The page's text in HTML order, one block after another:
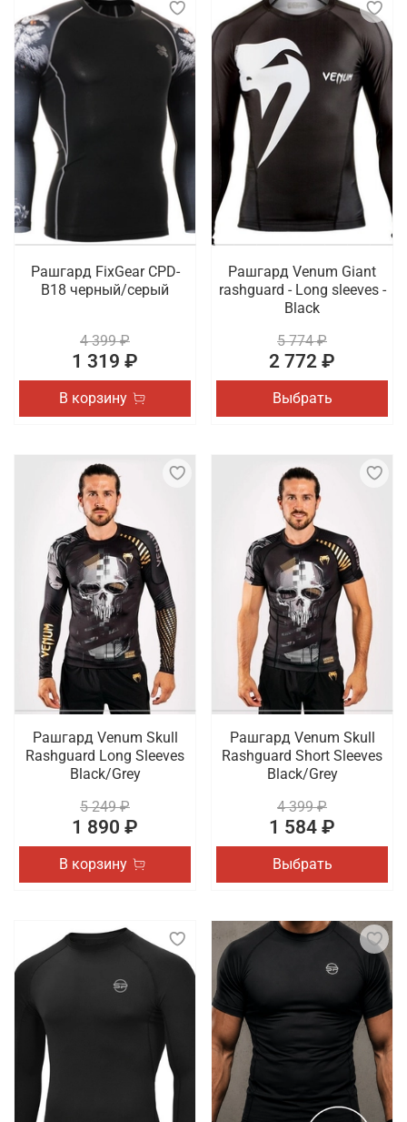
Рашгард FixGear CPD-
B18 черный/серый
4 399 ₽
1 319 ₽
В корзину
Рашгард Venum Giant
rashguard - Long sleeves -
Black
5 774 ₽
2 772 ₽
Выбрать
Рашгард Venum Skull
Rashguard Long Sleeves
Black/Grey
5 249 ₽
1 890 ₽
В корзину
Рашгард Venum Skull
Rashguard Short Sleeves
Black/Grey
4 399 ₽
1 584 ₽
Выбрать